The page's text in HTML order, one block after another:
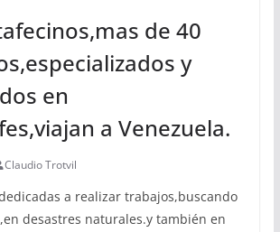
de 40
y
en
a Venezuela.
Claudio Trotvil
a realizar trabajos,buscando
desastres naturales.y también en